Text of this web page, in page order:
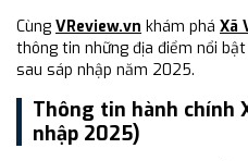
Cùng VReview.vn khám phá Xã
thông tin những địa điểm nổi
sau sáp nhập năm 2025.
Thông tin hành chính
nhập 2025)